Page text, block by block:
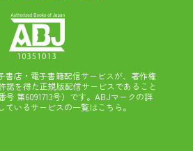
書店・電子書籍配信サービスが、著作権
諾を得た正規版配信サービスであること
号 第6091713号）です。ABJマークの詳
いるサービスの一覧はこちら。